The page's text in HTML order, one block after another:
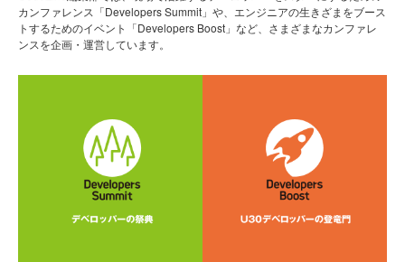
カンファレンス「Developers Summit」や、エンジニアの生きざまをブース
トするためのイベント「Developers Boost」など、さまざまなカンファレ
ンスを企画・運営しています。